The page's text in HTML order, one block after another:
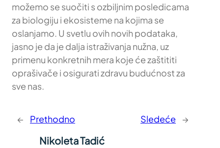
možemo se suočiti s ozbiljnim posledicama
za biologiju i ekosisteme na kojima se
oslanjamo. U svetlu ovih novih podataka,
jasno je da je dalja istraživanja nužna, uz
primenu konkretnih mera koje će zaštititi
oprašivače i osigurati zdravu budućnost za
sve nas.
← Prethodno Sledeće →
Nikoleta Tadić